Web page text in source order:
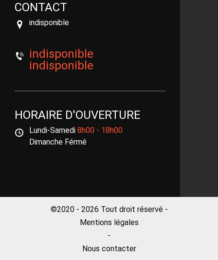
CONTACT
indisponible
indisponible
indisponible
HORAIRE D'OUVERTURE
Lundi-Samedi 8h00 - 18h00
Dimanche Férmé
©2020 - 2026 Tout droit réservé -
Mentions légales
-
Nous contacter